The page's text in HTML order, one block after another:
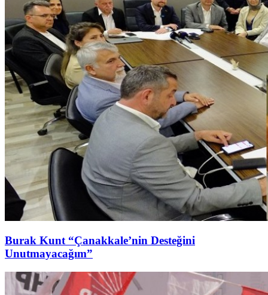
Burak Kunt “Çanakkale’nin Desteğini
Unutmayacağım”